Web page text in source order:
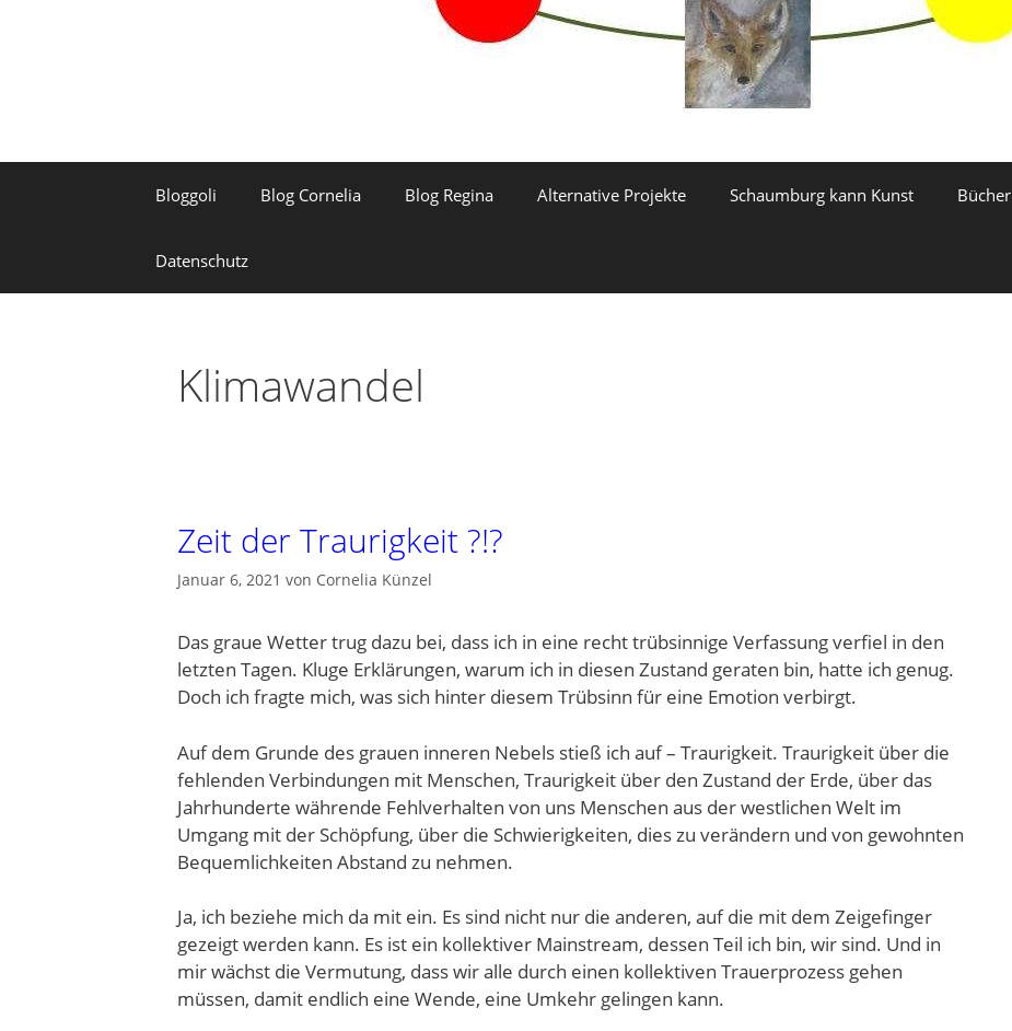
Bloggoli Blog Cornelia Blog Regina Alternative Projekte Schaumburg kann Kunst Bücher
Datenschutz
Klimawandel
Zeit der Traurigkeit ?!?
Januar 6, 2021 von Cornelia Künzel
Das graue Wetter trug dazu bei, dass ich in eine recht trübsinnige Verfassung verfiel in den
letzten Tagen. Kluge Erklärungen, warum ich in diesen Zustand geraten bin, hatte ich genug.
Doch ich fragte mich, was sich hinter diesem Trübsinn für eine Emotion verbirgt.
Auf dem Grunde des grauen inneren Nebels stieß ich auf – Traurigkeit. Traurigkeit über die
fehlenden Verbindungen mit Menschen, Traurigkeit über den Zustand der Erde, über das
Jahrhunderte währende Fehlverhalten von uns Menschen aus der westlichen Welt im
Umgang mit der Schöpfung, über die Schwierigkeiten, dies zu verändern und von gewohnten
Bequemlichkeiten Abstand zu nehmen.
Ja, ich beziehe mich da mit ein. Es sind nicht nur die anderen, auf die mit dem Zeigefinger
gezeigt werden kann. Es ist ein kollektiver Mainstream, dessen Teil ich bin, wir sind. Und in
mir wächst die Vermutung, dass wir alle durch einen kollektiven Trauerprozess gehen
müssen, damit endlich eine Wende, eine Umkehr gelingen kann.